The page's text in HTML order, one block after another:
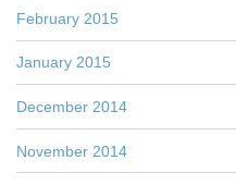
February 2015
January 2015
December 2014
November 2014